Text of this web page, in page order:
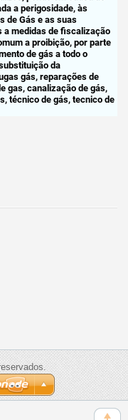
a perigosidade, às
de Gás e as suas
a medidas de fiscalização
a proibição, por parte
de gás a todo o
da
gás, reparações de
gas, canalização de gás,
técnico de gás, tecnico de